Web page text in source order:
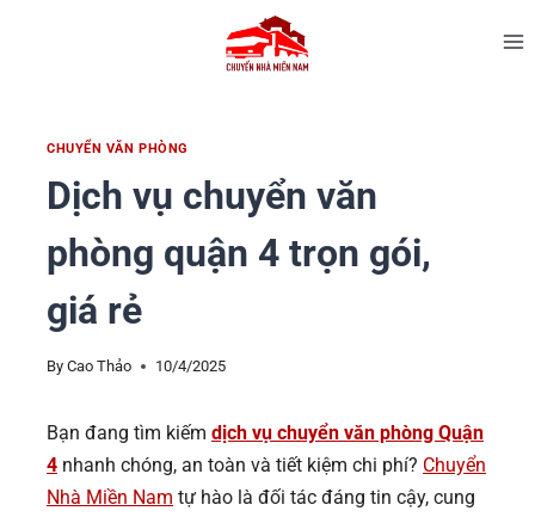
CHUYỂN VĂN PHÒNG
Dịch vụ chuyển văn
phòng quận 4 trọn gói,
giá rẻ
By Cao Thảo 10/4/2025
Bạn đang tìm kiếm dịch vụ chuyển văn phòng Quận
4 nhanh chóng, an toàn và tiết kiệm chi phí? Chuyển
Nhà Miền Nam tự hào là đối tác đáng tin cậy, cung